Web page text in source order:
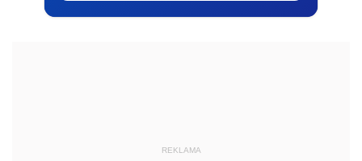
REKLAMA